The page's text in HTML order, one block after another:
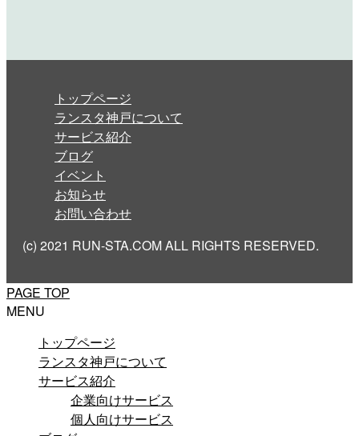
トップページ
ランスタ神戸について
サービス紹介
ブログ
イベント
お知らせ
お問い合わせ
(c) 2021 RUN-STA.COM ALL RIGHTS RESERVED.
PAGE TOP
MENU
トップページ
ランスタ神戸について
サービス紹介
企業向けサービス
個人向けサービス